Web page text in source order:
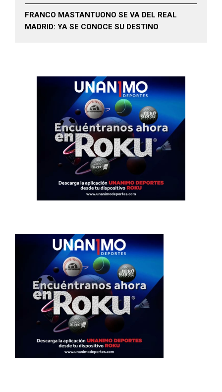
FRANCO MASTANTUONO SE VA DEL REAL
MADRID: YA SE CONOCE SU DESTINO